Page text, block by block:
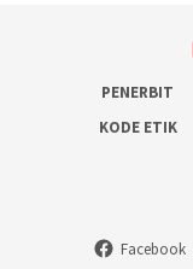
PENERBIT
KODE ETIK
Facebook